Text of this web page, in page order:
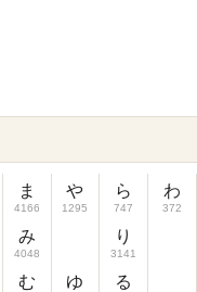
ま
4166
み
4048
む
や
1295
ゆ
ら
747
り
3141
る
わ
372